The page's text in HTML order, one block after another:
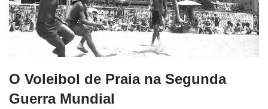
O Voleibol de Praia na Segunda
Guerra Mundial